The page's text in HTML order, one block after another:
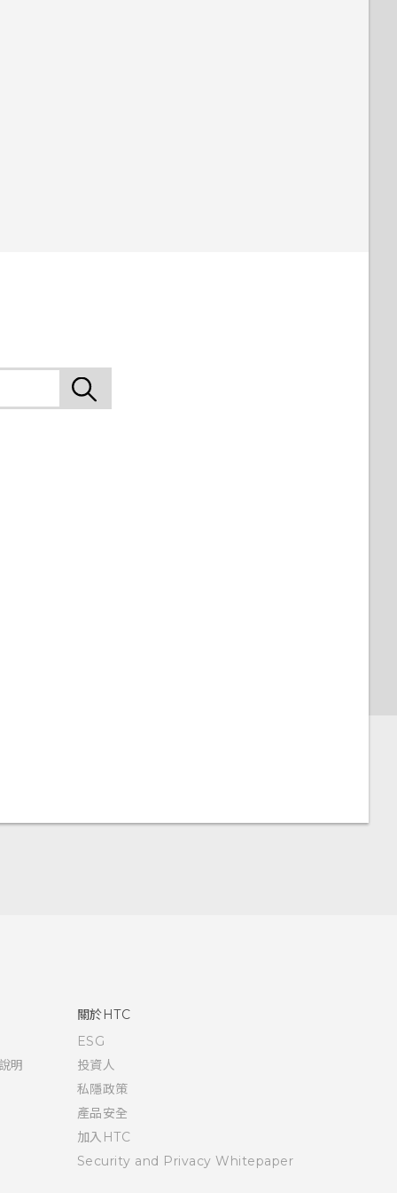
明
關於HTC
ESG
投資人
私隱政策
產品安全
加入HTC
Security and Privacy Whitepaper